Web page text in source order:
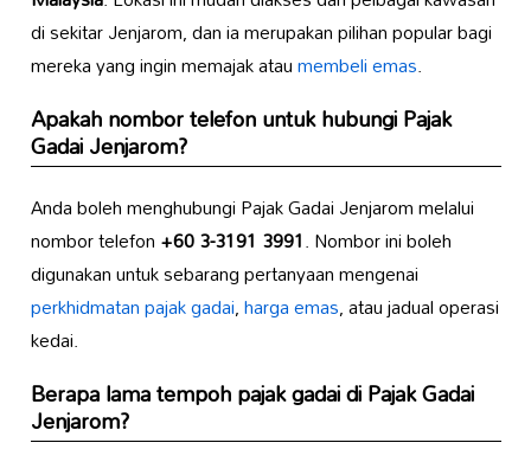
di sekitar Jenjarom, dan ia merupakan pilihan popular bagi
mereka yang ingin memajak ataumembeli emas.
Apakah nombor telefon untuk hubungi Pajak
Gadai Jenjarom?
Anda boleh menghubungi Pajak Gadai Jenjarom melalui
nombor telefon+60 3-3191 3991. Nombor ini boleh
digunakan untuk sebarang pertanyaan mengenai
perkhidmatan pajak gadai,harga emas, atau jadual operasi
kedai.
Berapa lama tempoh pajak gadai di Pajak Gadai
Jenjarom?